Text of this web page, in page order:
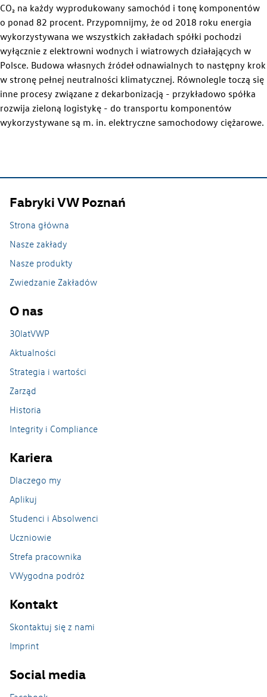
Nasze zakłady
Zakład Crafter Września
Odlewnia na Wildzie
Zakład w Swarzędzu
Zwiedzanie Zakładu
Produkty
Zabudowy specjalne
Produkcja odlewów
e-Sklep
CO₂ na każdy wyprodukowany samochód i tonę komponentów
o ponad 82 procent. Przypomnijmy, że od 2018 roku energia
wykorzystywana we wszystkich zakładach spółki pochodzi
wyłącznie z elektrowni wodnych i wiatrowych działających w
Polsce. Budowa własnych źródeł odnawialnych to następny krok
w stronę pełnej neutralności klimatycznej. Równolegle toczą się
inne procesy związane z dekarbonizacją - przykładowo spółka
rozwija zieloną logistykę - do transportu komponentów
wykorzystywane są m. in. elektryczne samochodowy ciężarowe.
Fabryki VW Poznań
Strona główna
Nasze zakłady
Nasze produkty
Zwiedzanie Zakładów
O nas
30latVWP
Aktualności
Strategia i wartości
Zarząd
Historia
Integrity i Compliance
Kariera
Dlaczego my
Aplikuj
Studenci i Absolwenci
Uczniowie
Strefa pracownika
VWygodna podróż
Kontakt
Skontaktuj się z nami
Imprint
Social media